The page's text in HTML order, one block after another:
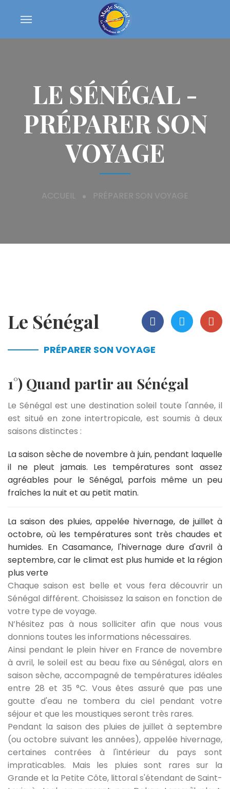
LE SÉNÉGAL -
PRÉPARER SON
VOYAGE
ACCUEIL PRÉPARER SON VOYAGE
Le Sénégal
PRÉPARER SON VOYAGE
1°) Quand partir au Sénégal
Le Sénégal est une destinationsoleil toute l'année, il
est situé en zone intertropicale, est soumis à deux
saisons distinctes :
La saison sèchede novembre à juin, pendant laquelle
il ne pleut jamais. Les températures sont assez
agréables pour le Sénégal, parfois même un peu
fraîches la nuit et au petit matin.
La saison des pluies, appelée hivernage, de juillet à
octobre, où les températures sont très chaudes et
humides. En Casamance, l'hivernage dure d'avril à
septembre, car le climat est plus humide et la région
plus verte
Chaque saison est belle et vous fera découvrir un
Sénégal différent. Choisissez la saison en fonction de
votre type de voyage.
N’hésitez pas à nous solliciter afin que nous vous
donnions toutes les informations nécessaires.
Ainsi pendant le plein hiver en France de novembre
à avril, le soleil est au beau fixe au Sénégal, alors en
saison sèche, accompagné de températures idéales
entre 28 et 35 °C. Vous êtes assuré que pas une
goutte d'eau ne tombera du ciel pendant votre
séjour et que les moustiques seront très rares.
Pendant la saison des pluies de juillet à septembre
(ou octobre suivant les années), appelée hivernage,
certaines contrées à l'intérieur du pays sont
impraticables. Mais les pluies sont rares sur la
Grande et la Petite Côte, littoral s'étendant de Saint-